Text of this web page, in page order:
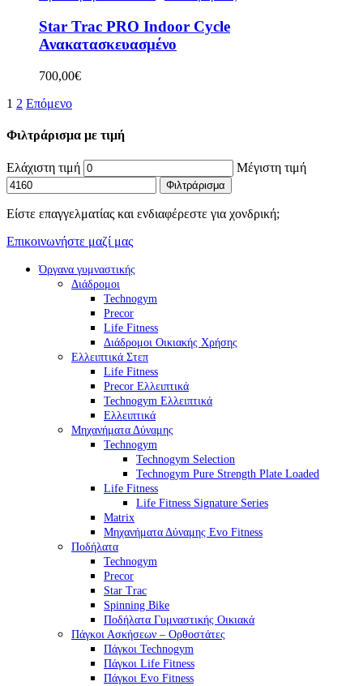
Star Trac PRO Indoor Cycle
Ανακατασκευασμένο
700,00€
1 2 Επόμενο
Φιλτράρισμα με τιμή
Ελάχιστη τιμή Μέγιστη τιμή
Φιλτράρισμα
Είστε επαγγελματίας και ενδιαφέρεστε για χονδρική;
Επικοινωνήστε μαζί μας
Όργανα γυμναστικής
Διάδρομοι
Technogym
Precor
Life Fitness
Διάδρομοι Οικιακής Χρήσης
Ελλειπτικά Στεπ
Life Fitness
Precor Ελλειπτικά
Technogym Ελλειπτικά
Ελλειπτικά
Μηχανήματα Δύναμης
Technogym
Technogym Selection
Technogym Pure Strength Plate Loaded
Life Fitness
Life Fitness Signature Series
Matrix
Μηχανήματα Δύναμης Evo Fitness
Ποδήλατα
Technogym
Precor
Star Trac
Spinning Bike
Ποδήλατα Γυμναστικής Οικιακά
Πάγκοι Ασκήσεων – Ορθοστάτες
Πάγκοι Technogym
Πάγκοι Life Fitness
Πάγκοι Evo Fitness